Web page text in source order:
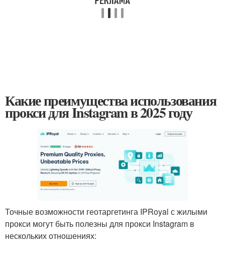
Какие преимущества использования
прокси для Instagram в 2025 году
Точные возможности геотаргетинга IPRoyal с жилыми
прокси могут быть полезны для прокси Instagram в
нескольких отношениях: